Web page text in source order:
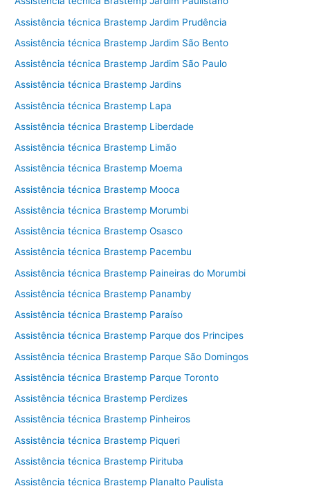
Assistência técnica Brastemp Jardim Prudência
Assistência técnica Brastemp Jardim São Bento
Assistência técnica Brastemp Jardim São Paulo
Assistência técnica Brastemp Jardins
Assistência técnica Brastemp Lapa
Assistência técnica Brastemp Liberdade
Assistência técnica Brastemp Limão
Assistência técnica Brastemp Moema
Assistência técnica Brastemp Mooca
Assistência técnica Brastemp Morumbi
Assistência técnica Brastemp Osasco
Assistência técnica Brastemp Pacembu
Assistência técnica Brastemp Paineiras do Morumbi
Assistência técnica Brastemp Panamby
Assistência técnica Brastemp Paraíso
Assistência técnica Brastemp Parque dos Principes
Assistência técnica Brastemp Parque São Domingos
Assistência técnica Brastemp Parque Toronto
Assistência técnica Brastemp Perdizes
Assistência técnica Brastemp Pinheiros
Assistência técnica Brastemp Piqueri
Assistência técnica Brastemp Pirituba
Assistência técnica Brastemp Planalto Paulista